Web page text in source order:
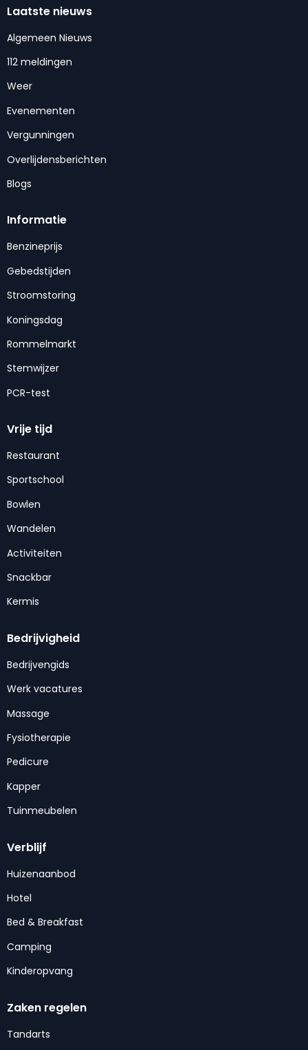
Laatste nieuws
Algemeen Nieuws
112 meldingen
Weer
Evenementen
Vergunningen
Overlijdensberichten
Blogs
Informatie
Benzineprijs
Gebedstijden
Stroomstoring
Koningsdag
Rommelmarkt
Stemwijzer
PCR-test
Vrije tijd
Restaurant
Sportschool
Bowlen
Wandelen
Activiteiten
Snackbar
Kermis
Bedrijvigheid
Bedrijvengids
Werk vacatures
Massage
Fysiotherapie
Pedicure
Kapper
Tuinmeubelen
Verblijf
Huizenaanbod
Hotel
Bed & Breakfast
Camping
Kinderopvang
Zaken regelen
Tandarts